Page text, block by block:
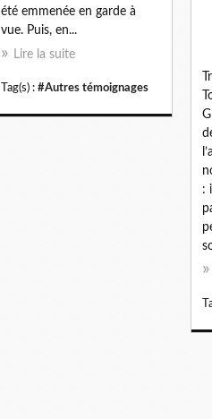
été emmenée en garde à
vue. Puis, en...
Lire la suite
Tag(s) : #Autres témoignages
: